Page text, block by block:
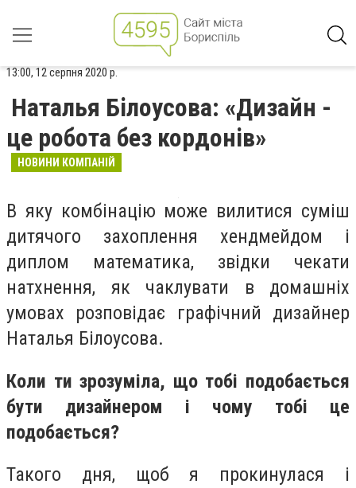
13:00, 12 серпня 2020 р.
Наталья Білоусова: «Дизайн -
це робота без кордонів»
НОВИНИ КОМПАНІЙ
В яку комбінацію може вилитися суміш
дитячого захоплення хендмейдом і
диплом математика, звідки чекати
натхнення, як чаклувати в домашніх
умовах розповідає графічний дизайнер
Наталья Білоусова.
Коли ти зрозуміла, що тобі подобається
бути дизайнером і чому тобі це
подобається?
Такого дня, щоб я прокинулася і